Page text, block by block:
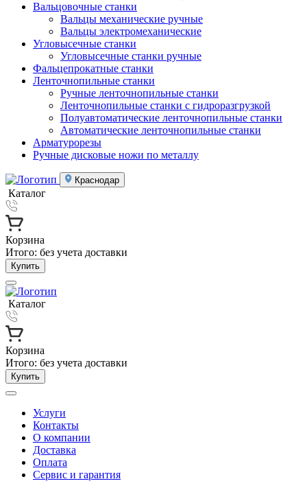
Вальцовочные станки
Вальцы механические ручные
Вальцы электромеханические
Угловысечные станки
Угловысечные станки ручные
Фальцепрокатные станки
Ленточнопильные станки
Ручные ленточнопильные станки
Ленточнопильные станки с гидроразгрузкой
Полуавтоматические ленточнопильные станки
Автоматические ленточнопильные станки
Арматурорезы
Ручные дисковые ножи по металлу
Краснодар
Каталог
Корзина
Итого: без учета доставки
Купить
Каталог
Корзина
Итого: без учета доставки
Купить
Услуги
Контакты
О компании
Доставка
Оплата
Сервис и гарантия